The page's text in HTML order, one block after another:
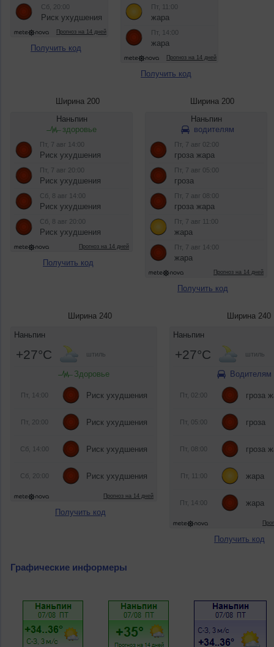
Получить код
Получить код
Ширина 200
Получить код
Ширина 200
Получить код
Ширина 240
Получить код
Ширина 240
Получить код
Графические информеры